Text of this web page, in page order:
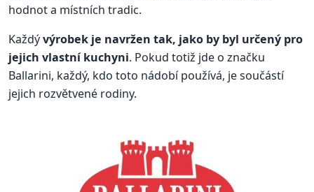
hodnot a místních tradic.
Každývýrobek je navržen tak, jako by byl určený pro
jejich vlastní kuchyni. Pokud totiž jde o značku
Ballarini, každý, kdo toto nádobí používá, je součástí
jejich rozvětvené rodiny.